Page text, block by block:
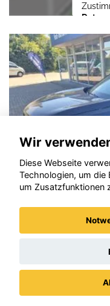
LLC
Opel Mokka
Wir
Diese Webseite
Technologien, um die
um Zusatzfunktionen